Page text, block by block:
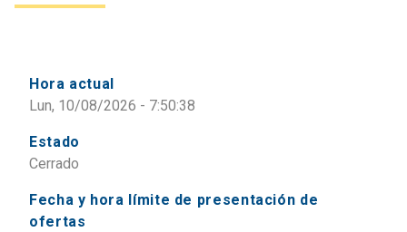
Hora actual
Lun, 10/08/2026 - 7:50:38
Estado
Cerrado
Fecha y hora límite de presentación de
ofertas